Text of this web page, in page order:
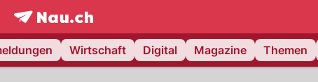
frontpage.NAU.ch
Wirtschaft Digital Magazine Themen